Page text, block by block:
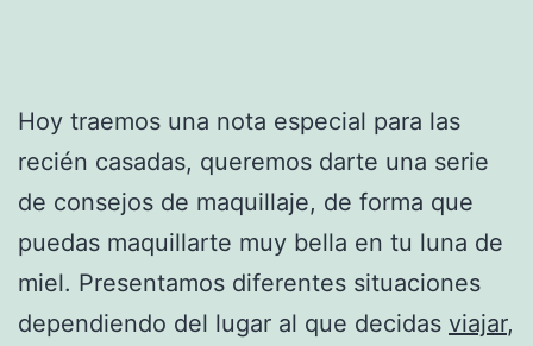
Hoy traemos una nota especial para las
recién casadas, queremos darte una serie
de consejos de maquillaje, de forma que
puedas maquillarte muy bella en tu luna de
miel. Presentamos diferentes situaciones
dependiendo del lugar al que decidas viajar,